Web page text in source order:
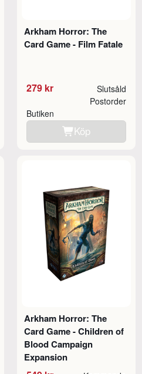
Arkham Horror: The
Card Game - Film Fatale
279 kr Slutsåld
Butiken
Postorder
Köp
Arkham Horror: The
Card Game - Children of
Blood Campaign
Expansion